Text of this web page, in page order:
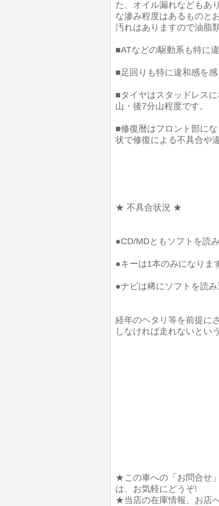
た、オイル漏れなどもあ
な滲み程度はあるものと
汚れはありますので油脂
■ATなどの駆動系も特に
■足回りも特に違和感を
■タイヤはスタッドレス
山・後7分山程度です。
■修復暦はフロント部に
状で修復による不具合や
★ 不具合状況 ★
●CD/MDともソフトを読
●キーは1本のみになりま
●ナビは稀にソフトを読
経年のヘタリ等を前提に
しなければ走れないとい
★この車への「お問合せ
は、お気軽にどうぞ!
★当店の在庫情報、お店